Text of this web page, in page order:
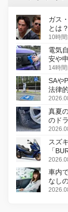
ガス
とは
初の
10時
電気
安や
14時
SAや
法律
真夏
のド
スズ
「
変更
車内
なし